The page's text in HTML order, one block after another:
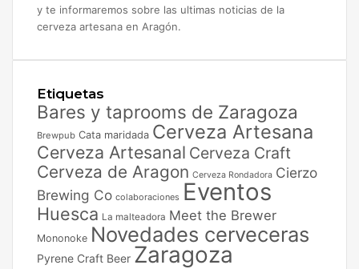
y te informaremos sobre las ultimas noticias de la
cerveza artesana en Aragón.
Etiquetas
Bares y taprooms de Zaragoza
Brewpub Cata maridada Cerveza Artesana
Cerveza Artesanal Cerveza Craft
Cerveza de Aragon Cerveza Rondadora Cierzo
Brewing Co colaboraciones Eventos
Huesca La malteadora Meet the Brewer
Mononoke Novedades cerveceras
Pyrene Craft Beer Zaragoza